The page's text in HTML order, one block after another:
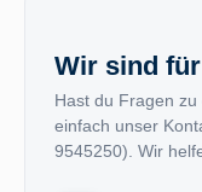
Wir sind
Hast du Fragen
einfach unser
9545250). Wir